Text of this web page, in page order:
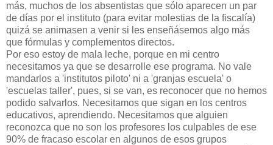
más, muchos de los absentistas que sólo aparecen un par
de días por el instituto (para evitar molestias de la fiscalía)
quizá se animasen a venir si les enseñásemos algo más
que fórmulas y complementos directos.
Por eso estoy de mala leche, porque en mi centro
necesitamos ya que se desarrolle ese programa. No vale
mandarlos a 'institutos piloto' ni a 'granjas escuela' o
'escuelas taller', pues, si se van, es reconocer que no hemos
podido salvarlos. Necesitamos que sigan en los centros
educativos, aprendiendo. Necesitamos que alguien
reconozca que no son los profesores los culpables de ese
90% de fracaso escolar en algunos de esos grupos